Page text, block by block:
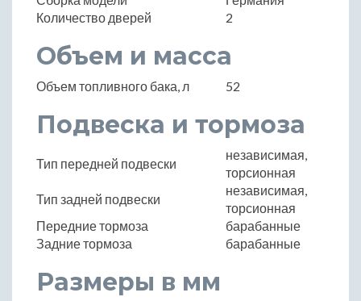
Количество дверей
2
Объем и масса
Объем топливного бака, л 52
Подвеска и тормоза
Тип передней подвески
независимая,
торсионная
Тип задней подвески
независимая,
торсионная
Передние тормоза
барабанные
Задние тормоза
барабанные
Размеры в мм